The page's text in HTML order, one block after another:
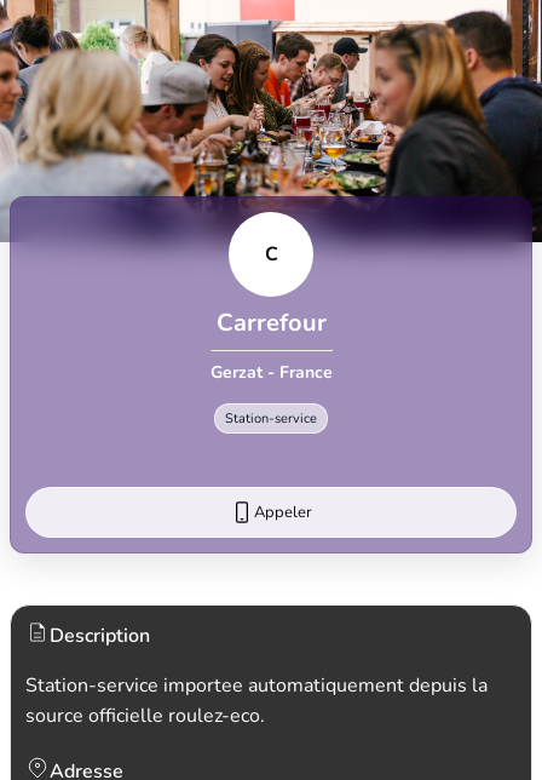
C
Carrefour
Gerzat - France
Station-service
Appeler
Description
Station-service importee automatiquement depuis la
source officielle roulez-eco.
Adresse